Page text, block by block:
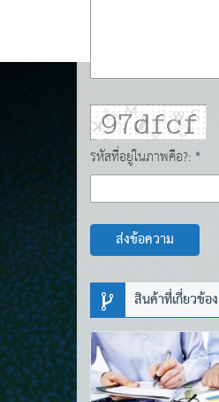
รหัสที่อยู่ในภาพคือ?: *
ส่งข้อความ
สินค้าที่เกี่ยวข้อง